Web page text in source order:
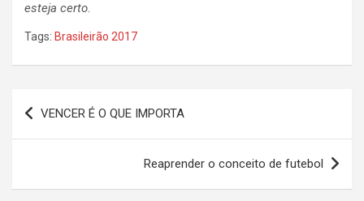
esteja certo.
Tags: Brasileirão 2017
Navegação
de
VENCER É O QUE IMPORTA
Reaprender o conceito de futebol